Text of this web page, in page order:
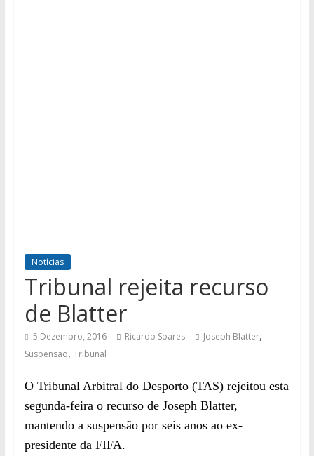
Notícias
Tribunal rejeita recurso
de Blatter
5 Dezembro, 2016 Ricardo Soares Joseph Blatter,
Suspensão, Tribunal
O Tribunal Arbitral do Desporto (TAS) rejeitou esta
segunda-feira o recurso de Joseph Blatter,
mantendo a suspensão por seis anos ao ex-
presidente da FIFA.